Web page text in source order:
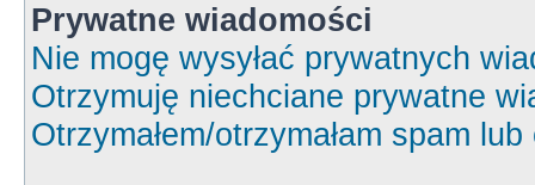
Prywatne wiadomości
Nie mogę wysyłać prywatnych
Otrzymuję niechciane prywatne
Otrzymałem/otrzymałam spam